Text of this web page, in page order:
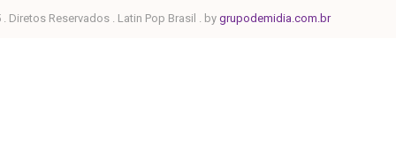
. Diretos Reservados . Latin Pop Brasil . by grupodemidia.com.br